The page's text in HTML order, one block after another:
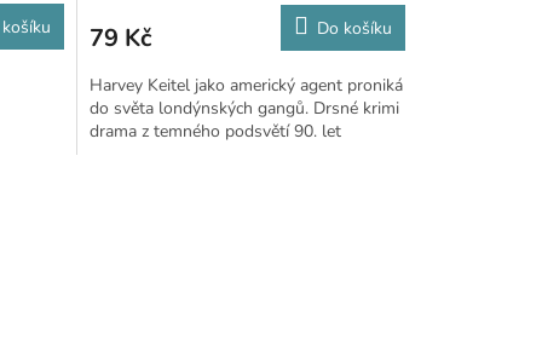
79 Kč Do košíku
Harvey Keitel jako americký agent proniká
do světa londýnských gangů. Drsné krimi
drama z temného podsvětí 90. let